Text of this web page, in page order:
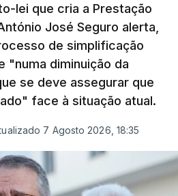
lei que cria a Prestação
José Seguro alerta,
de simplificação
"numa diminuição da
se deve assegurar que
face à situação atual.
7 Agosto 2026, 18:35